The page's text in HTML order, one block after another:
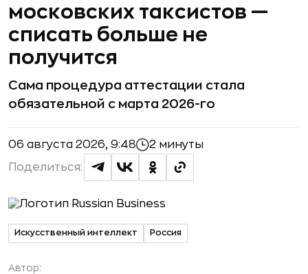
московских таксистов —
списать больше не
получится
Сама процедура аттестации стала
обязательной с марта 2026-го
06 августа 2026, 9:48 2 минуты
Поделиться:
Искусственный интеллект Россия
Автор: